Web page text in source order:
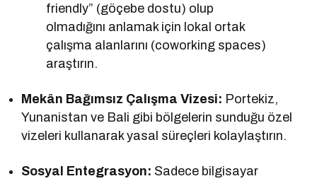
friendly” (göçebe dostu) olup
olmadığını anlamak için lokal ortak
çalışma alanlarını (coworking spaces)
araştırın.
Mekân Bağımsız Çalışma Vizesi: Portekiz,
Yunanistan ve Bali gibi bölgelerin sunduğu özel
vizeleri kullanarak yasal süreçleri kolaylaştırın.
Sosyal Entegrasyon: Sadece bilgisayar